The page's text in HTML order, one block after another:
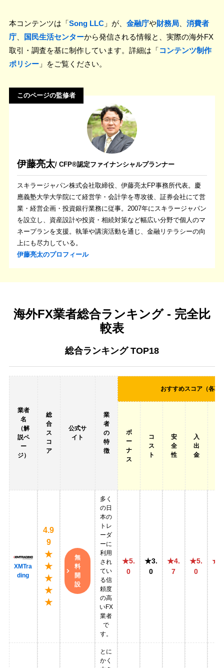
本コンテンツは「Song LLC」が、 金融庁や財務局、 消費者
庁、 国民生活センターから発信される情報と、実際の海外FX
取引・調査を基に制作しています。詳細は「コンテンツ制作
ポリシー」をご覧ください。
このページの監修者
伊藤亮太/ CFP®認定ファイナンシャルプランナー
スキラージャパン株式会社取締役、伊藤亮太FP事務所代表。慶
應義塾大学大学院にて経営学・会計学を専攻後、証券会社にて営
業・経営企画・投資銀行業務に従事。2007年にスキラージャパン
を設立し、資産設計や投資・相続対策など幅広い分野で個人のマ
ネープランを支援。執筆や講演活動を通じ、金融リテラシーの向
上にも尽力している。
伊藤亮太のプロフィール
海外FX業者総合ランキング - 完全比
較表
総合ランキング TOP18
業者
名
（解
説ペ
ー
ジ）
総
合
ス
コ
ア
公式サ
イト
業
者
の
特
徴
おすすめスコア（各項
ボ
ー
ナ
ス
コ
ス
ト
安
全
性
入
出
金
XMTra
ding
4.9
9
★
★
★
★
★
無
料
開
設
多く
の日
本の
トレ
ーダ
ーに
利用
され
てい
る信
頼度
の高
いFX
業者
で
す。
★5.
0
★3.
0
★4.
7
★5.
0
とに
かく